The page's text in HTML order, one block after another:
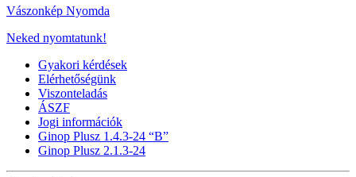
Vászonkép Nyomda
Neked nyomtatunk!
Gyakori kérdések
Elérhetőségünk
Viszonteladás
ÁSZF
Jogi információk
Ginop Plusz 1.4.3-24 “B”
Ginop Plusz 2.1.3-24